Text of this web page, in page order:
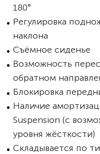
180°
Регулировка
наклона
Съёмное сиденье
Возможность
обратном
Блокировка
Наличие
Suspension (с
уровня жёсткости)
Складывается по